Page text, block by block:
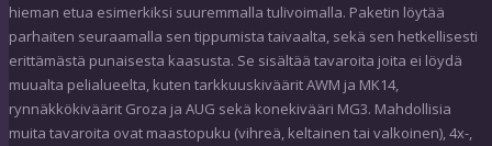
hieman etua esimerkiksi suuremmalla tulivoimalla. Paketin löytää
parhaiten seuraamalla sen tippumista taivaalta, sekä sen hetkellisesti
erittämästä punaisesta kaasusta. Se sisältää tavaroita joita ei löydä
muualta pelialueelta, kuten tarkkuuskiväärit AWM ja MK14,
rynnäkkökiväärit Groza ja AUG sekä konekivääri MG3. Mahdollisia
muita tavaroita ovat maastopuku (vihreä, keltainen tai valkoinen), 4x-,